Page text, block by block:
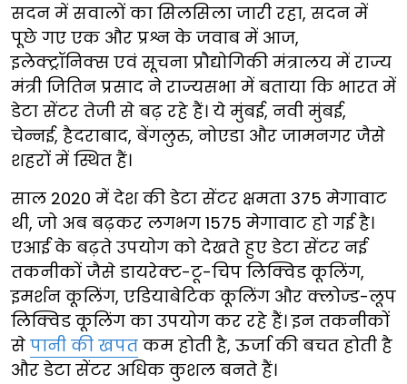
सदन में सवालों का सिलसिला जारी रहा, सदन में
पूछे गए एक और प्रश्न के जवाब में आज,
इलेक्ट्रॉनिक्स एवं सूचना प्रौद्योगिकी मंत्रालय में राज्य
मंत्री जितिन प्रसाद ने राज्यसभा में बताया कि भारत में
डेटा सेंटर तेजी से बढ़ रहे हैं। ये मुंबई, नवी मुंबई,
चेन्नई, हैदराबाद, बेंगलुरु, नोएडा और जामनगर जैसे
शहरों में स्थित हैं।
साल 2020 में देश की डेटा सेंटर क्षमता 375 मेगावाट
थी, जो अब बढ़कर लगभग 1575 मेगावाट हो गई है।
एआई के बढ़ते उपयोग को देखते हुए डेटा सेंटर नई
तकनीकों जैसे डायरेक्ट-टू-चिप लिक्विड कूलिंग,
इमर्शन कूलिंग, एडियाबेटिक कूलिंग और क्लोज्ड-लूप
लिक्विड कूलिंग का उपयोग कर रहे हैं। इन तकनीकों
से पानी की खपत कम होती है, ऊर्जा की बचत होती है
और डेटा सेंटर अधिक कुशल बनते हैं।